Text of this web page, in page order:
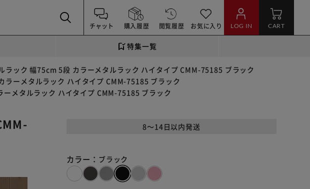
チャット 購入履歴 閲覧履歴 お気に入り LOG IN CART
特集一覧
ラック 幅75cm 5段 カラーメタルラック ハイタイプ CMM-75185 ブラック
ラーメタルラック ハイタイプ CMM-75185 ブラック
メタルラック ハイタイプ CMM-75185 ブラック
8～14日以内発送
カラー： ブラック